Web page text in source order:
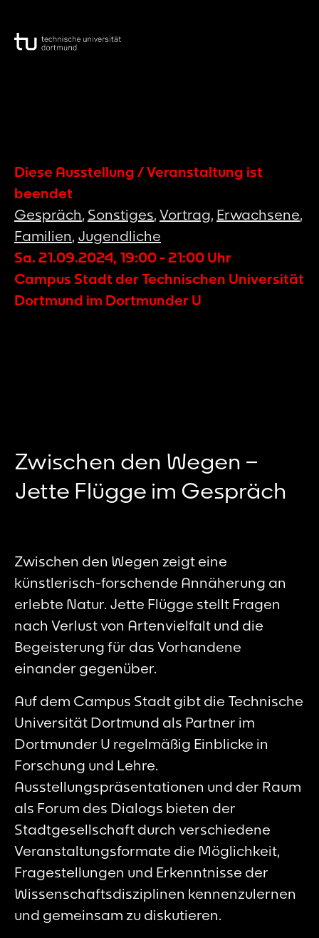
Diese Ausstellung / Veranstaltung ist
beendet
Gespräch, Sonstiges, Vortrag, Erwachsene,
Familien, Jugendliche
Sa. 21.09.2024, 19:00- 21:00 Uhr
Campus Stadt der Technischen Universität
Dortmund im Dortmunder U
Zwischen den Wegen –
Jette Flügge im Gespräch
Zwischen den Wegen zeigt eine
künstlerisch-forschende Annäherung an
erlebte Natur. Jette Flügge stellt Fragen
nach Verlust von Artenvielfalt und die
Begeisterung für das Vorhandene
einander gegenüber.
Auf dem Campus Stadt gibt die Technische
Universität Dortmund als Partner im
Dortmunder U regelmäßig Einblicke in
Forschung und Lehre.
Ausstellungspräsentationen und der Raum
als Forum des Dialogs bieten der
Stadtgesellschaft durch verschiedene
Veranstaltungsformate die Möglichkeit,
Fragestellungen und Erkenntnisse der
Wissenschaftsdisziplinen kennenzulernen
und gemeinsam zu diskutieren.